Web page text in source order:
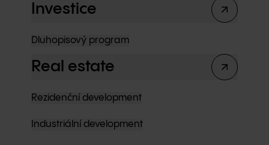
Investice
Dluhopisový program
Real estate
Rezidenční development
Industriální development